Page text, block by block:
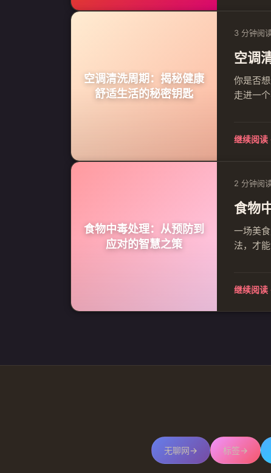
空调清洗周期：揭秘健康
舒适生活的秘密钥匙
3 分钟阅
空调
你是否
走进一
继续阅
食物中毒处理：从预防到
应对的智慧之策
2 分钟阅
食物
一场美
法，才
继续阅
无聊网→ 标签→